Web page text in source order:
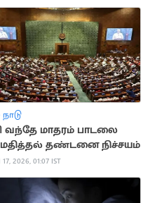
வந்தே மாதரம் பாடலை
தண்டனை நிச்சயம்
17, 2026, 01:07 IST